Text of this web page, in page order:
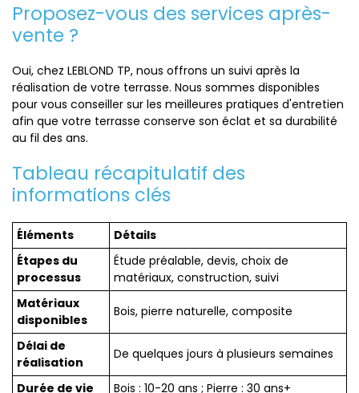
Proposez-vous des services après-
vente ?
Oui, chez LEBLOND TP, nous offrons un suivi après la
réalisation de votre terrasse. Nous sommes disponibles
pour vous conseiller sur les meilleures pratiques d'entretien
afin que votre terrasse conserve son éclat et sa durabilité
au fil des ans.
Tableau récapitulatif des
informations clés
Éléments
Détails
Étapes du
processus
Étude préalable, devis, choix de
matériaux, construction, suivi
Matériaux
disponibles
Bois, pierre naturelle, composite
Délai de
réalisation
De quelques jours à plusieurs semaines
Durée de vie
Bois : 10-20 ans ; Pierre : 30 ans+